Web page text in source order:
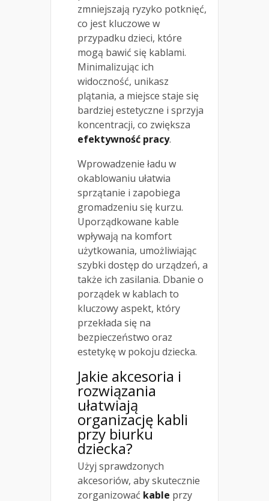
zmniejszają ryzyko potknięć,
co jest kluczowe w
przypadku dzieci, które
mogą bawić się kablami.
Minimalizując ich
widoczność, unikasz
plątania, a miejsce staje się
bardziej estetyczne i sprzyja
koncentracji, co zwiększa
efektywność pracy.
Wprowadzenie ładu w
okablowaniu ułatwia
sprzątanie i zapobiega
gromadzeniu się kurzu.
Uporządkowane kable
wpływają na komfort
użytkowania, umożliwiając
szybki dostęp do urządzeń, a
także ich zasilania. Dbanie o
porządek w kablach to
kluczowy aspekt, który
przekłada się na
bezpieczeństwo oraz
estetykę w pokoju dziecka.
Jakie akcesoria i
rozwiązania
ułatwiają
organizację kabli
przy biurku
dziecka?
Użyj sprawdzonych
akcesoriów, aby skutecznie
zorganizować kable przy